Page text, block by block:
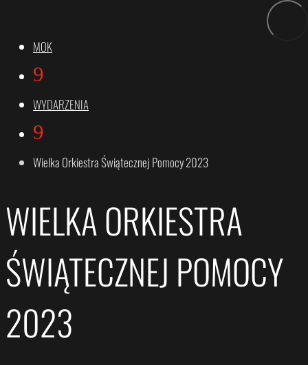
MOK
9
WYDARZENIA
9
Wielka Orkiestra Świątecznej Pomocy 2023
WIELKA ORKIESTRA
ŚWIĄTECZNEJ POMOCY
2023